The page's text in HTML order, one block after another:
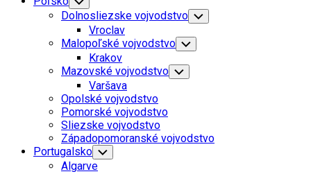
Child
Menu
Dolnosliezske vojvodstvo Toggle
Child
Menu
Vroclav
Malopoľské vojvodstvo Toggle
Child
Menu
Krakov
Mazovské vojvodstvo Toggle
Child
Varšava
Opolské vojvodstvo
Pomorské vojvodstvo
Sliezske vojvodstvo
Západopomoranské vojvodstvo
Portugalsko Toggle
Child
Algarve